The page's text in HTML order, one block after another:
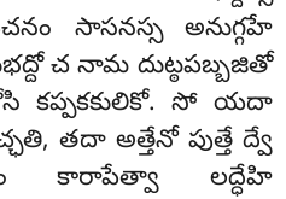
సాసనస్స అనుగ్గహే
చ నామ దుట్ఠపబ్బజితో
కప్పకకులికో. సో యదా
తదా అత్తేనో పుత్తే ద్వే
కారాపేత్వా లద్ధేహి